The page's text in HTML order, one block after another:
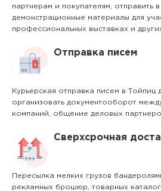
партнерам и покупателям, отправить
демонстрационные материалы для
профессиональных выставках и
Отправка писем
Курьерская отправка писем в Тойпиц
организовать документооборот
компаний, общение деловых
Сверхсрочная
Пересылка мелких грузов
рекламных брошюр, товарных